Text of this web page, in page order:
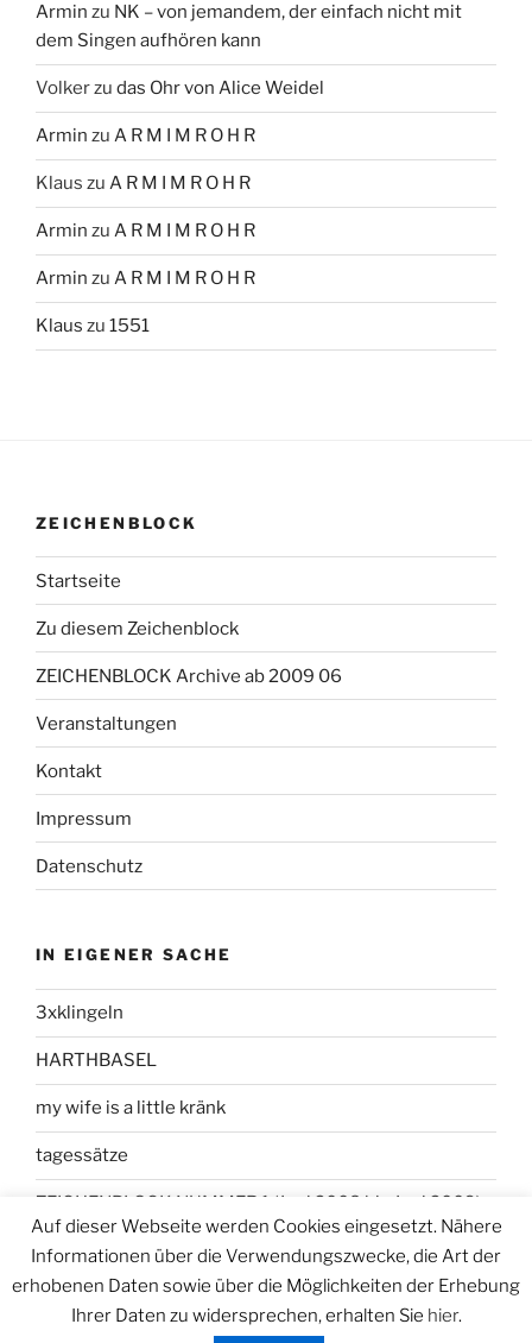
Armin zu NK – von jemandem, der einfach nicht mit
dem Singen aufhören kann
Volkerzu das Ohr von Alice Weidel
Armin zu A R M I M R O H R
Klaus zu A R M I M R O H R
Armin zu A R M I M R O H R
Armin zu A R M I M R O H R
Klaus zu 1551
ZEICHENBLOCK
Startseite
Zu diesem Zeichenblock
ZEICHENBLOCK Archive ab 2009 06
Veranstaltungen
Kontakt
Impressum
Datenschutz
IN EIGENER SACHE
3xklingeln
HARTHBASEL
my wife is a little kränk
tagessätze
ZEICHENBLOCK NUMMER 1 (Juni 2008 bis Juni 2009)
Stolz präsentiert von WordPress
Auf dieser Webseite werden Cookies eingesetzt. Nähere
Informationen über die Verwendungszwecke, die Art der
erhobenen Daten sowie über die Möglichkeiten der Erhebung
Ihrer Daten zu widersprechen, erhalten Sie hier.